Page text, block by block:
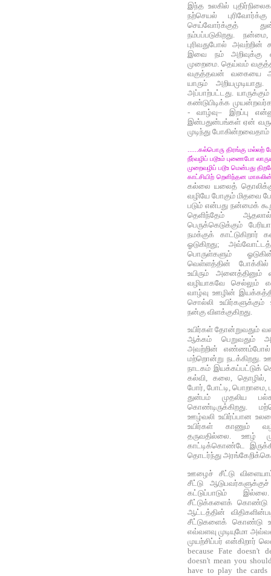
இந்த உலகில்
நற்செயல்
செய்வோர்க்குத்
நம்பப்படுகிறது.
புரிவதுபோல் அவற்றின்
இவை நம் அறிவுக்கு
முறைமை. தெய்வம்
வகுத்தவன் வகையை
யாரும்
அப்பாற்பட்டது.
கண்டுபிடிக்க
- வாழ்வு– இறப்பு
இன்பதுன்பங்கள் ஏன்
முடிந்து
......கல்பொரு திரங்கு மல்லற்
நீர்வழிப் படூஉம் புணைபோ
முறைவழிப் படூஉ மென்பது
காட்சியிற் றெளிந்தன
கல்லை யலைத்
வழியே போகும் மிதவை
படும் என்பது நன்மைக்
தெளிந்தேம்
பெருக்கெடுக்கும்
நமக்குக்
ஓடுகிறது;
பொருள்களும்
வெள்ளத்தின்
உயிரும் அனைத்தினும்
வழியாகவே செல்லும்
வாழ்வு ஊழின்
சொல்லி
நன்கு விளக்குகிறது.
உயிர்கள் தோன்றுவதும்
ஆக்கம் பெறுவதும்
அவற்றின்
மற்றொன்று நடக்கிறது.
நாடகம் இயக்கப்பட்டுக்
கல்வி, கலை, தொழில்,
போர், போட்டி, பொறாமை,
துன்பம் முதலிய
கொண்டிருக்கிறது.
ஊழ்வலி உயிர்ப்பான
உயிர்கள் காணும்
தருவதில்லை. ஊழ்
காட்டிக்கொண்டே
தொடர்ந்து
ஊழைச் சீட்டு
சீட்டு
கட்டுப்பாடும்
சீட்டுக்களைக் கொண்டு
ஆட்டத்தின்
சீட்டுகளைக் கொண்டு
எவ்வளவு முடியுமோ
முயற்சிப்பர் என்கிறார்
because Fate doesn't
doesn't mean you
have to play the